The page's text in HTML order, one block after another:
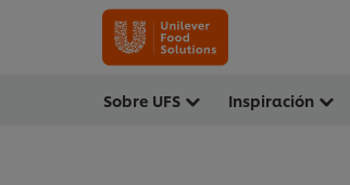
Sobre UFS Inspiración